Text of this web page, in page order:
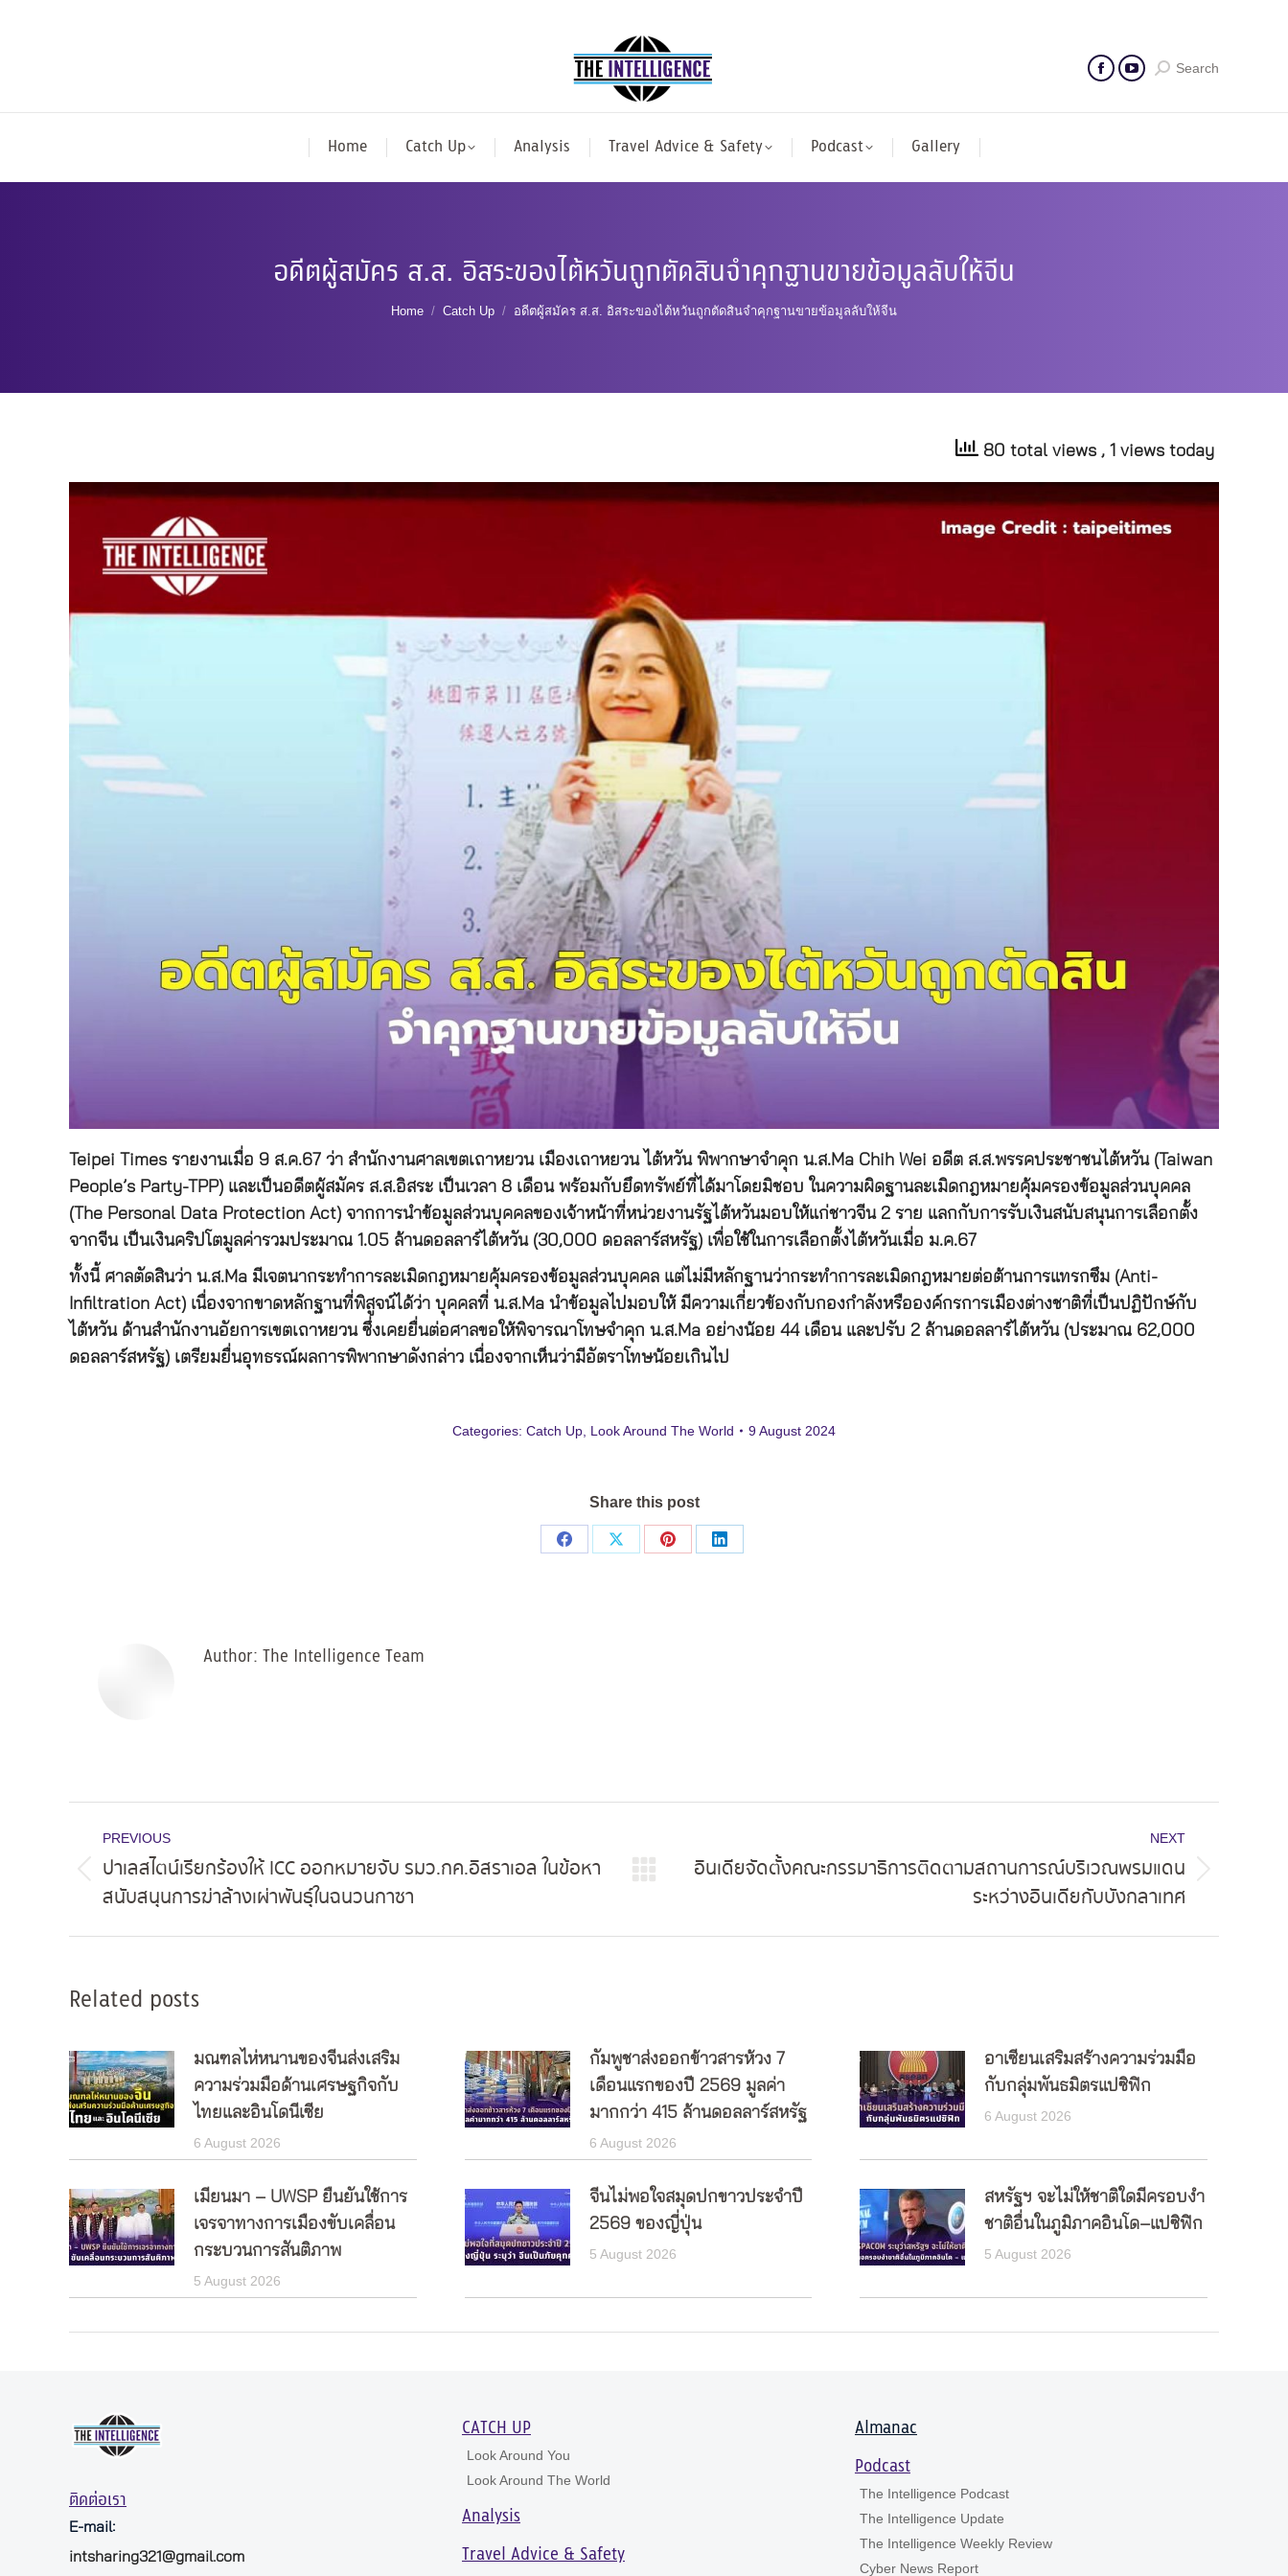
Search
Home Catch Up Analysis Travel Advice & Safety Podcast Gallery
อดีตผู้สมัคร ส.ส. อิสระของไต้หวันถูกตัดสินจำคุกฐานขายข้อมูลลับให้จีน
You are here:
Home Catch Up อดีตผู้สมัคร ส.ส. อิสระของไต้หวันถูกตัดสินจำคุกฐานขายข้อมูลลับให้จีน
80 total views , 1 views today
Teipei Times รายงานเมื่อ 9 ส.ค.67 ว่า สำนักงานศาลเขตเถาหยวน เมืองเถาหยวน ไต้หวัน พิพากษาจำคุก น.ส.Ma Chih Wei อดีต ส.ส.พรรคประชาชนไต้หวัน (Taiwan
People’s Party-TPP) และเป็นอดีตผู้สมัคร ส.ส.อิสระ เป็นเวลา 8 เดือน พร้อมกับยึดทรัพย์ที่ได้มาโดยมิชอบ ในความผิดฐานละเมิดกฎหมายคุ้มครองข้อมูลส่วนบุคคล
(The Personal Data Protection Act) จากการนำข้อมูลส่วนบุคคลของเจ้าหน้าที่หน่วยงานรัฐไต้หวันมอบให้แก่ชาวจีน 2 ราย แลกกับการรับเงินสนับสนุนการเลือกตั้ง
จากจีน เป็นเงินคริปโตมูลค่ารวมประมาณ 1.05 ล้านดอลลาร์ไต้หวัน (30,000 ดอลลาร์สหรัฐ) เพื่อใช้ในการเลือกตั้งไต้หวันเมื่อ ม.ค.67
ทั้งนี้ ศาลตัดสินว่า น.ส.Ma มีเจตนากระทำการละเมิดกฎหมายคุ้มครองข้อมูลส่วนบุคคล แต่ไม่มีหลักฐานว่ากระทำการละเมิดกฎหมายต่อต้านการแทรกซึม (Anti-
Infiltration Act) เนื่องจากขาดหลักฐานที่พิสูจน์ได้ว่า บุคคลที่ น.ส.Ma นำข้อมูลไปมอบให้ มีความเกี่ยวข้องกับกองกำลังหรือองค์กรการเมืองต่างชาติที่เป็นปฏิปักษ์กับ
ไต้หวัน ด้านสำนักงานอัยการเขตเถาหยวน ซึ่งเคยยื่นต่อศาลขอให้พิจารณาโทษจำคุก น.ส.Ma อย่างน้อย 44 เดือน และปรับ 2 ล้านดอลลาร์ไต้หวัน (ประมาณ 62,000
ดอลลาร์สหรัฐ) เตรียมยื่นอุทธรณ์ผลการพิพากษาดังกล่าว เนื่องจากเห็นว่ามีอัตราโทษน้อยเกินไป
Categories: Catch Up Look Around The World 9 August 2024
Share this post
Share
Share
Share
Share
Author: The Intelligence Team
navigation
PREVIOUS
post:
ปาเลสไตน์เรียกร้องให้ ICC ออกหมายจับ รมว.กค.อิสราเอล ในข้อหา
สนับสนุนการฆ่าล้างเผ่าพันธุ์ในฉนวนกาซา
NEXT
อินเดียจัดตั้งคณะกรรมาธิการติดตามสถานการณ์บริเวณพรมแดน
ระหว่างอินเดียกับบังกลาเทศ
Related posts
มณฑลไห่หนานของจีนส่งเสริม
ความร่วมมือด้านเศรษฐกิจกับ
ไทยและอินโดนีเซีย
6 August 2026
กัมพูชาส่งออกข้าวสารห้วง 7
เดือนแรกของปี 2569 มูลค่า
มากกว่า 415 ล้านดอลลาร์สหรัฐ
6 August 2026
อาเซียนเสริมสร้างความร่วมมือ
กับกลุ่มพันธมิตรแปซิฟิก
6 August 2026
เมียนมา – UWSP ยืนยันใช้การ
เจรจาทางการเมืองขับเคลื่อน
กระบวนการสันติภาพ
5 August 2026
จีนไม่พอใจสมุดปกขาวประจำปี
2569 ของญี่ปุ่น
5 August 2026
สหรัฐฯ จะไม่ให้ชาติใดมีครอบงำ
ชาติอื่นในภูมิภาคอินโด–แปซิฟิก
5 August 2026
ติดต่อเรา
E-mail:
intsharing321@gmail.com
CATCH UP
Look Around You
Look Around The World
Analysis
Travel Advice & Safety
Almanac
Podcast
The Intelligence Podcast
The Intelligence Update
The Intelligence Weekly Review
Cyber News Report